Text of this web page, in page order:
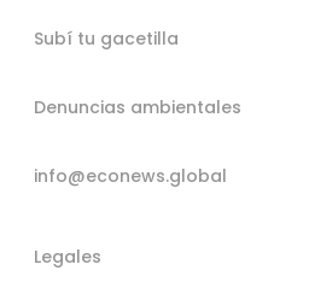
Subí tu gacetilla
Denuncias ambientales
info@econews.global
Legales